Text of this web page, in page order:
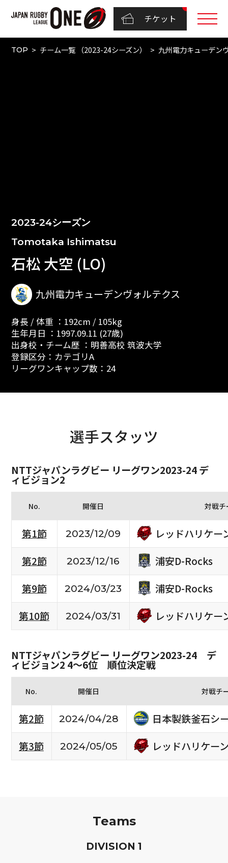
チケット
TOP チーム一覧 （2023-24シーズン） 九州電力キューデン
2023-24シーズン
Tomotaka Ishimatsu
石松 大空 (LO)
九州電力キューデンヴォルテクス
身長 / 体重 ：192cm / 105kg
生年月日 ：1997.09.11 (27歳)
出身校・チーム歴 ：明善高校 筑波大学
登録区分：カテゴリA
リーグワンキャップ数：24
選手スタッツ
NTTジャパンラグビー リーグワン2023-24 デ
ィビジョン2
No. 開催日 対戦チ
第1節 2023/12/09
レッドハリケー
第2節
2023/12/16
浦安D-Rocks
第9節
2024/03/23
浦安D-Rocks
第10節
2024/03/31 レッドハリケー
NTTジャパンラグビー リーグワン2023-24 デ
ィビジョン2 4〜6位 順位決定戦
No. 開催日 対戦チ
第2節 2024/04/28
日本製鉄釜石シ
第3節
2024/05/05 レッドハリケー
Teams
DIVISION 1